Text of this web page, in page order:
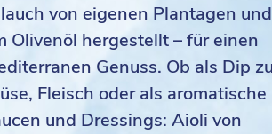
von eigenen Plantagen und
Olivenöl hergestellt – für einen
Genuss. Ob als Dip
Fleisch oder als aromatische
und Dressings: Aioli von